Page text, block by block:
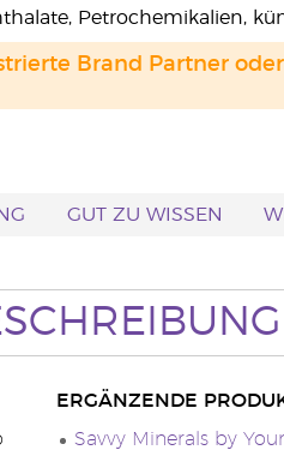
Petrochemikalien,
Brand Partner
GUT ZU WISSEN
ERGÄNZENDE
Savvy Minerals by